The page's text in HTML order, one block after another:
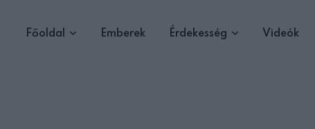
Főoldal Emberek Érdekesség Videók